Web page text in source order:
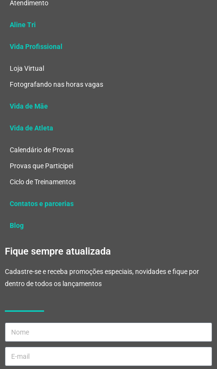
Atendimento
Aline Tri
Vida Profissional
Loja Virtual
Fotografando nas horas vagas
Vida de Mãe
Vida de Atleta
Calendário de Provas
Provas que Participei
Ciclo de Treinamentos
Contatos e parcerias
Blog
Fique sempre atualizada
Cadastre-se e receba promoções especiais, novidades e fique por
dentro de todos os lançamentos